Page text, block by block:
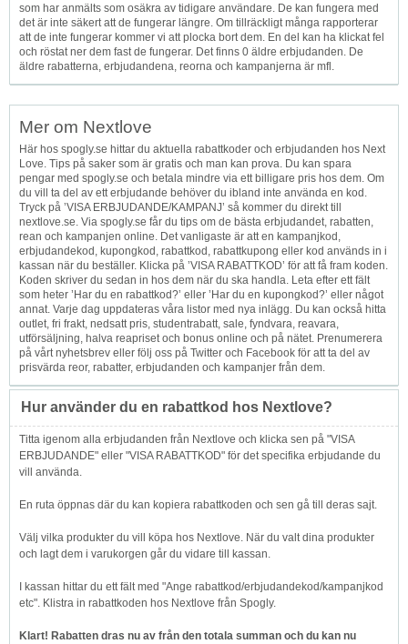
som har anmälts som osäkra av tidigare användare. De kan fungera med
det är inte säkert att de fungerar längre. Om tillräckligt många rapporterar
att de inte fungerar kommer vi att plocka bort dem. En del kan ha klickat fel
och röstat ner dem fast de fungerar. Det finns 0 äldre erbjudanden. De
äldre rabatterna, erbjudandena, reorna och kampanjerna är mfl.
Mer om Nextlove
Här hos spogly.se hittar du aktuella rabattkoder och erbjudanden hos Next
Love. Tips på saker som är gratis och man kan prova. Du kan spara
pengar med spogly.se och betala mindre via ett billigare pris hos dem. Om
du vill ta del av ett erbjudande behöver du ibland inte använda en kod.
Tryck på ’VISA ERBJUDANDE/KAMPANJ’ så kommer du direkt till
nextlove.se. Via spogly.se får du tips om de bästa erbjudandet, rabatten,
rean och kampanjen online. Det vanligaste är att en kampanjkod,
erbjudandekod, kupongkod, rabattkod, rabattkupong eller kod används in i
kassan när du beställer. Klicka på ’VISA RABATTKOD’ för att få fram koden.
Koden skriver du sedan in hos dem när du ska handla. Leta efter ett fält
som heter ’Har du en rabattkod?’ eller ’Har du en kupongkod?’ eller något
annat. Varje dag uppdateras våra listor med nya inlägg. Du kan också hitta
outlet, fri frakt, nedsatt pris, studentrabatt, sale, fyndvara, reavara,
utförsäljning, halva reapriset och bonus online och på nätet. Prenumerera
på vårt nyhetsbrev eller följ oss på Twitter och Facebook för att ta del av
prisvärda reor, rabatter, erbjudanden och kampanjer från dem.
Hur använder du en rabattkod hos Nextlove?
Titta igenom alla erbjudanden från Nextlove och klicka sen på "VISA
ERBJUDANDE" eller "VISA RABATTKOD" för det specifika erbjudande du
vill använda.
En ruta öppnas där du kan kopiera rabattkoden och sen gå till deras sajt.
Välj vilka produkter du vill köpa hos Nextlove. När du valt dina produkter
och lagt dem i varukorgen går du vidare till kassan.
I kassan hittar du ett fält med "Ange rabattkod/erbjudandekod/kampanjkod
etc". Klistra in rabattkoden hos Nextlove från Spogly.
Klart! Rabatten dras nu av från den totala summan och du kan nu